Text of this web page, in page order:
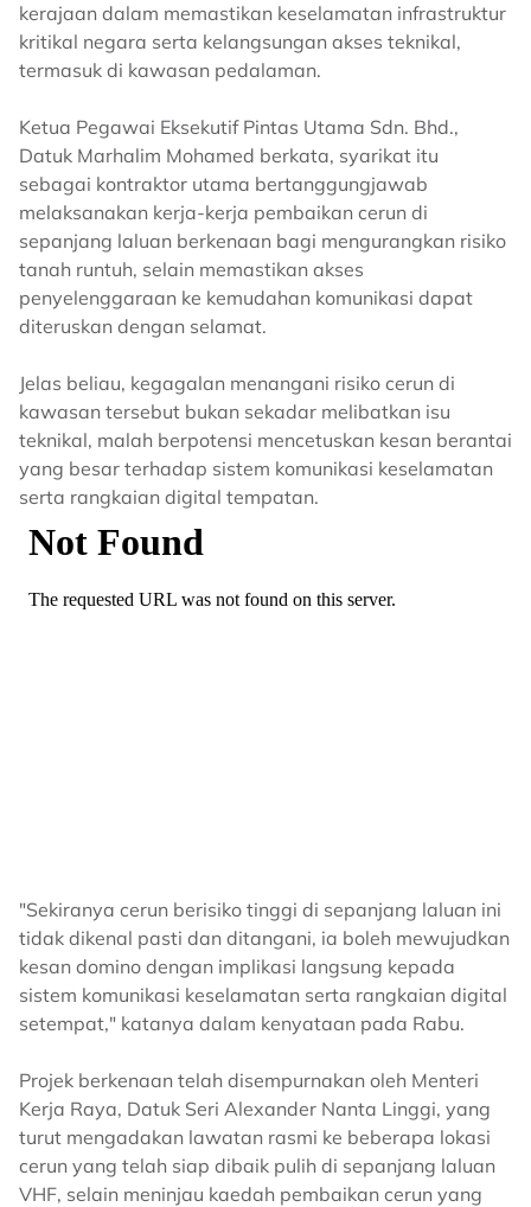
kerajaan dalam memastikan keselamatan infrastruktur
kritikal negara serta kelangsungan akses teknikal,
termasuk di kawasan pedalaman.
Ketua Pegawai Eksekutif Pintas Utama Sdn. Bhd.,
Datuk Marhalim Mohamed berkata, syarikat itu
sebagai kontraktor utama bertanggungjawab
melaksanakan kerja-kerja pembaikan cerun di
sepanjang laluan berkenaan bagi mengurangkan risiko
tanah runtuh, selain memastikan akses
penyelenggaraan ke kemudahan komunikasi dapat
diteruskan dengan selamat.
Jelas beliau, kegagalan menangani risiko cerun di
kawasan tersebut bukan sekadar melibatkan isu
teknikal, malah berpotensi mencetuskan kesan berantai
yang besar terhadap sistem komunikasi keselamatan
serta rangkaian digital tempatan.
"Sekiranya cerun berisiko tinggi di sepanjang laluan ini
tidak dikenal pasti dan ditangani, ia boleh mewujudkan
kesan domino dengan implikasi langsung kepada
sistem komunikasi keselamatan serta rangkaian digital
setempat," katanya dalam kenyataan pada Rabu.
Projek berkenaan telah disempurnakan oleh Menteri
Kerja Raya, Datuk Seri Alexander Nanta Linggi, yang
turut mengadakan lawatan rasmi ke beberapa lokasi
cerun yang telah siap dibaik pulih di sepanjang laluan
VHF, selain meninjau kaedah pembaikan cerun yang